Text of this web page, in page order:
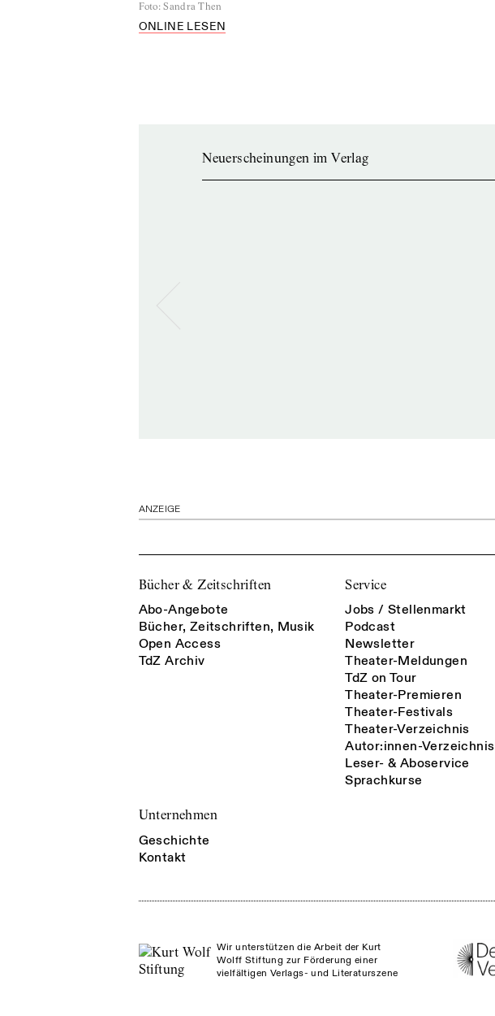
Foto: Sandra Then
ONLINE LESEN
Neuerscheinungen im Verlag
ANZEIGE
Bücher & Zeitschriften
Abo-Angebote
Bücher, Zeitschriften, Musik
Open Access
TdZ Archiv
Service
Jobs / Stellenmarkt
Podcast
Newsletter
Theater-Meldungen
TdZ on Tour
Theater-Premieren
Theater-Festivals
Theater-Verzeichnis
Autor:innen-Verzeichnis
Leser- & Aboservice
Sprachkurse
Unternehmen
Geschichte
Kontakt
Wir unterstützen die Arbeit der Kurt
Wolff Stiftung zur Förderung einer
vielfältigen Verlags- und Literaturszene